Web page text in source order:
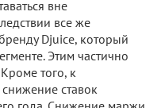
вне
все же
Djuice, который
Этим частично
того, к
ставок